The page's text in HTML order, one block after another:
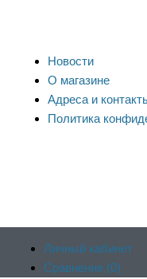
Новости
О магазине
Адреса и
Политика
Личный кабинет
Сравнение (0)